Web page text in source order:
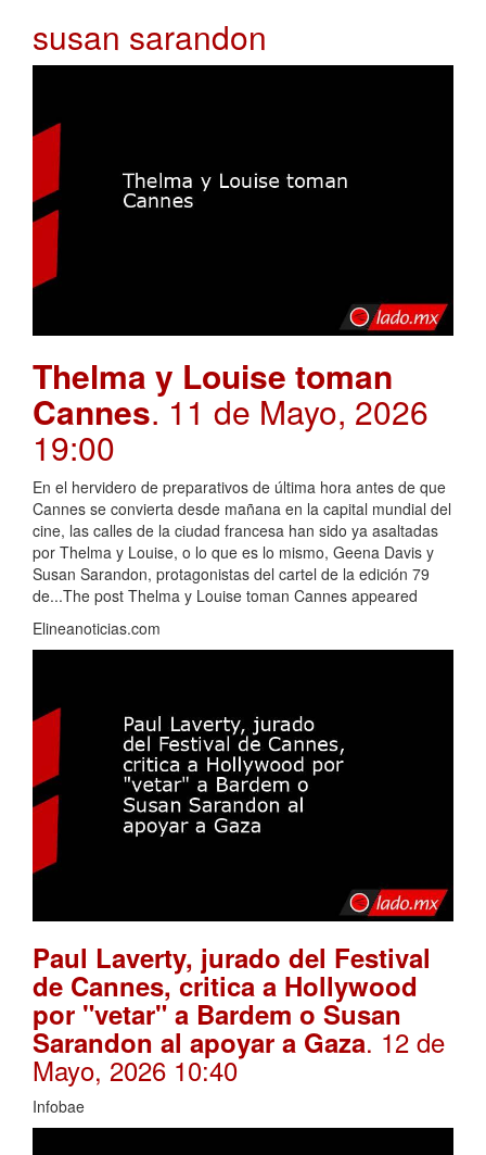
susan sarandon
Thelma y Louise toman
Cannes. 11 de Mayo, 2026
19:00
En el hervidero de preparativos de última hora antes de que
Cannes se convierta desde mañana en la capital mundial del
cine, las calles de la ciudad francesa han sido ya asaltadas
por Thelma y Louise, o lo que es lo mismo, Geena Davis y
Susan Sarandon, protagonistas del cartel de la edición 79
de...The post Thelma y Louise toman Cannes appeared
Elineanoticias.com
Paul Laverty, jurado del Festival
de Cannes, critica a Hollywood
por "vetar" a Bardem o Susan
Sarandon al apoyar a Gaza. 12 de
Mayo, 2026 10:40
Infobae